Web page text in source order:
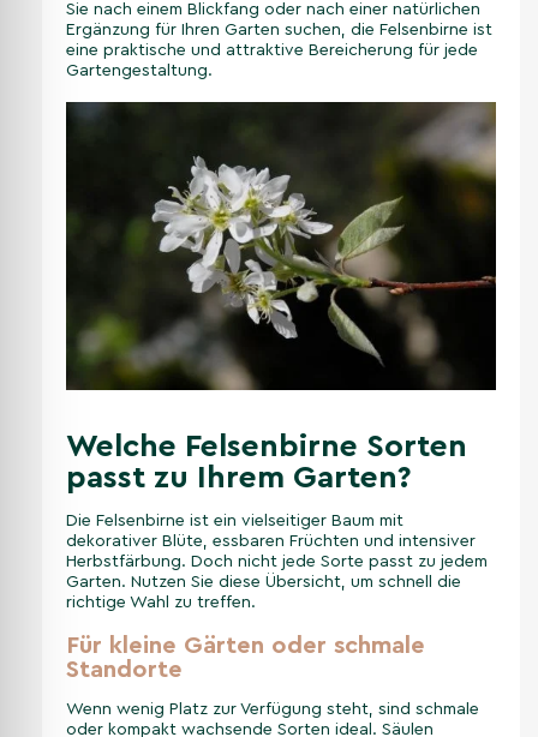
Sie nach einem Blickfang oder nach einer natürlichen
Ergänzung für Ihren Garten suchen, die Felsenbirne ist
eine praktische und attraktive Bereicherung für jede
Gartengestaltung.
Welche Felsenbirne Sorten
passt zu Ihrem Garten?
Die Felsenbirne ist ein vielseitiger Baum mit
dekorativer Blüte, essbaren Früchten und intensiver
Herbstfärbung. Doch nicht jede Sorte passt zu jedem
Garten. Nutzen Sie diese Übersicht, um schnell die
richtige Wahl zu treffen.
Für kleine Gärten oder schmale
Standorte
Wenn wenig Platz zur Verfügung steht, sind schmale
oder kompakt wachsende Sorten ideal. Säulen